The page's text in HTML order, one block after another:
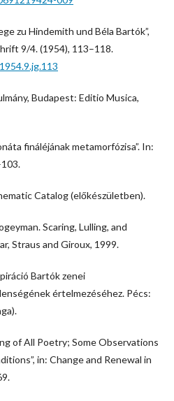
zu Hindemith und Béla Bartók”,
9/4. (1954), 113–118.
Budapest: Editio Musica,
fináléjának metamorfózisa”. In:
Catalog (előkészületben).
Scaring, Lulling, and
Straus and Giroux, 1999.
Bartók zenei
értelmezéséhez. Pécs:
of All Poetry; Some Observations
in: Change and Renewal in